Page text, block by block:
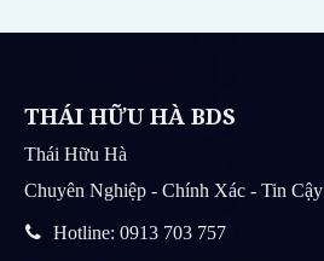
THÁI HỮU HÀ BDS
Thái Hữu Hà
Chuyên Nghiệp - Chính Xác - Tin Cậy
Hotline: 0913 703 757